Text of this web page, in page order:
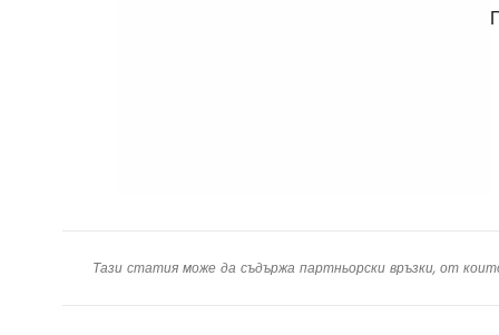
Тази статия може да съдържа партньорски връзки, от